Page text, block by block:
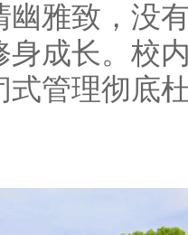
幽雅致，没
身成长。校
式管理彻底